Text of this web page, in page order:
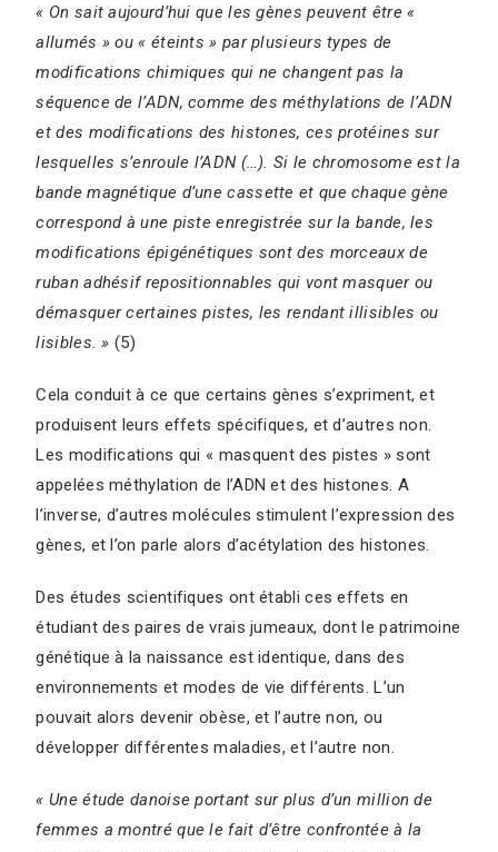
« On sait aujourd’hui que les gènes peuvent être «
allumés » ou « éteints » par plusieurs types de
modifications chimiques qui ne changent pas la
séquence de l’ADN, comme des méthylations de l’ADN
et des modifications des histones, ces protéines sur
lesquelles s’enroule l’ADN (…).Si le chromosome est la
bande magnétique d’une cassette et que chaque gène
correspond à une piste enregistrée sur la bande, les
modifications épigénétiques sont des morceaux de
ruban adhésif repositionnables qui vont masquer ou
démasquer certaines pistes, les rendant illisibles ou
lisibles. » (5)
Cela conduit à ce que certains gènes s’expriment, et
produisent leurs effets spécifiques, et d’autres non.
Les modifications qui « masquent des pistes » sont
appelées méthylation de l’ADN et des histones. A
l’inverse, d’autres molécules stimulent l’expression des
gènes, et l’on parle alors d’acétylation des histones.
Des études scientifiques ont établi ces effets en
étudiant des paires de vrais jumeaux, dont le patrimoine
génétique à la naissance est identique, dans des
environnements et modes de vie différents. L’un
pouvait alors devenir obèse, et l’autre non, ou
développer différentes maladies, et l’autre non.
« Une étude danoise portant sur plus d’un million de
femmes a montré que le fait d’être confrontée à la